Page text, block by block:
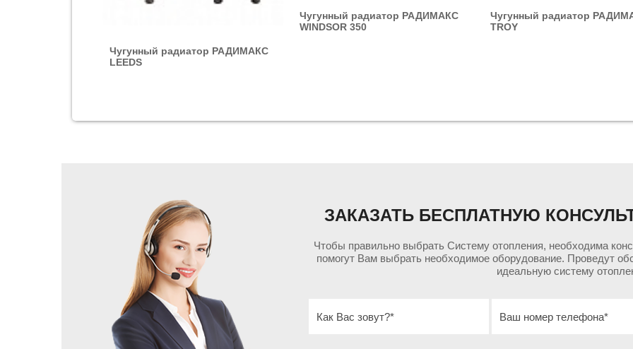
Чугунный радиатор РАДИМАКС
LEEDS
Чугунный радиатор РАДИМАКС
WINDSOR 350
Чугунный радиатор
TROY
ЗАКАЗАТЬ БЕСПЛАТНУЮ
Чтобы правильно выбрать Систему отопления, необходима
помогут Вам выбрать необходимое оборудование. Проведут
идеальную систему